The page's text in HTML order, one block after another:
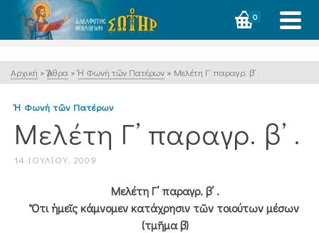
0
Αρχική » Ἄρθρα » Ἡ Φωνή τῶν Πατέρων » Μελέτη Γ’ παραγρ. β’ .
Ἡ Φωνή τῶν Πατέρων
Μελέτη Γ’ παραγρ. β’ .
14 ΙΟΥΛΊΟΥ, 2009
Μελέτη Γ’ παραγρ. β’ .
Ὅτι ἡμεῖς κάμνομεν κατάχρησιν τῶν τοιούτων μέσων
(τμῆμα β)